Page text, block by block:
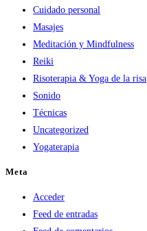
Cuidado personal
Masajes
Meditación y Mindfulness
Reiki
Risoterapia & Yoga de la risa
Sonido
Técnicas
Uncategorized
Yogaterapia
Meta
Acceder
Feed de entradas